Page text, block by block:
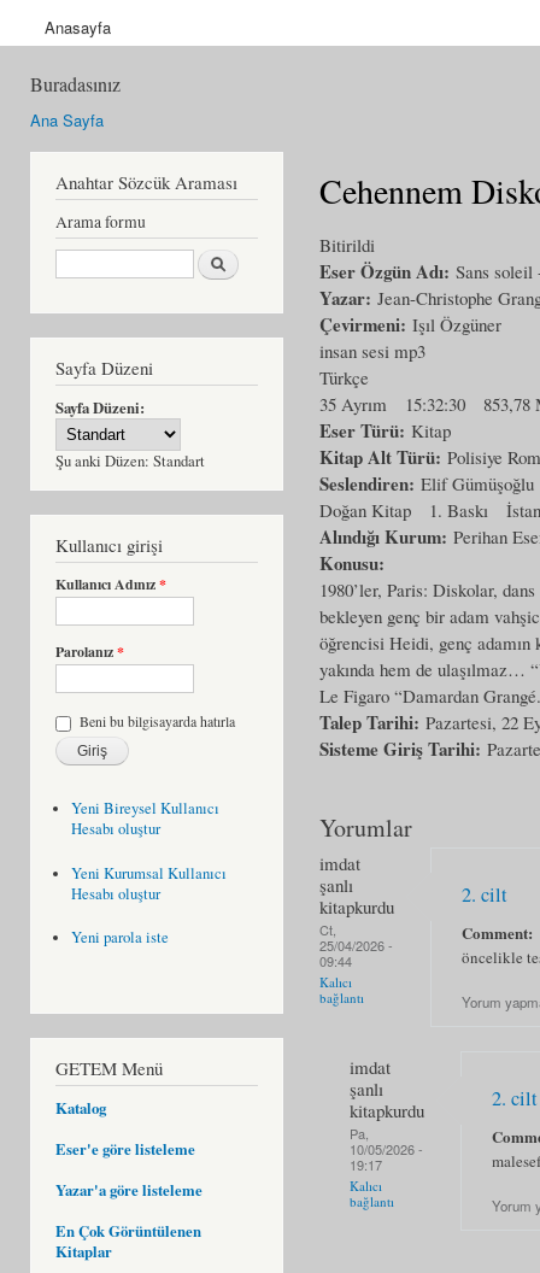
Anasayfa
Buradasınız
Ana Sayfa
Anahtar Sözcük Araması
Arama formu
Ara
Sayfa Düzeni
Sayfa Düzeni:
Şu anki Düzen: Standart
Kullanıcı girişi
Kullanıcı Adınız*
Parolanız*
Beni bu bilgisayarda hatırla
Yeni Bireysel Kullanıcı
Hesabı oluştur
Yeni Kurumsal Kullanıcı
Hesabı oluştur
Yeni parola iste
GETEM Menü
Katalog
Eser'e göre listeleme
Yazar'a göre listeleme
En Çok Görüntülenen
Kitaplar
Cehennem
Bitirildi
Eser Özgün Adı: Sans
Yazar: Jean-Christophe
Çevirmeni: Işıl Özgüner
insan sesi mp3
Türkçe
35 Ayrım
15:32:30 853,78
Eser Türü: Kitap
Kitap Alt Türü: Polisiye
Seslendiren: Elif Gümüşoğlu
Doğan Kitap
1. Baskı
Alındığı Kurum: Perihan
Konusu:
1980’ler, Paris: Diskolar,
bekleyen genç bir adam
öğrencisi Heidi, genç
yakında hem de ulaşılmaz…
Le Figaro “Damardan
Talep Tarihi: Pazartesi, 22
Sisteme Giriş Tarihi:
Yorumlar
imdat
şanlı
kitapkurdu
Ct,
25/04/2026 -
09:44
Kalıcı
bağlantı
2. cilt
Comment:
öncelikle
Yorum
imdat
şanlı
kitapkurdu
Pa,
10/05/2026 -
19:17
Kalıcı
bağlantı
2. cilt
Yorum